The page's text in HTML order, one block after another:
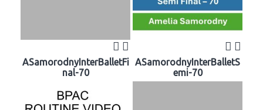
ASamorodnyInterBalletFi
nal-70
ASamorodnyInterBalletS
emi-70